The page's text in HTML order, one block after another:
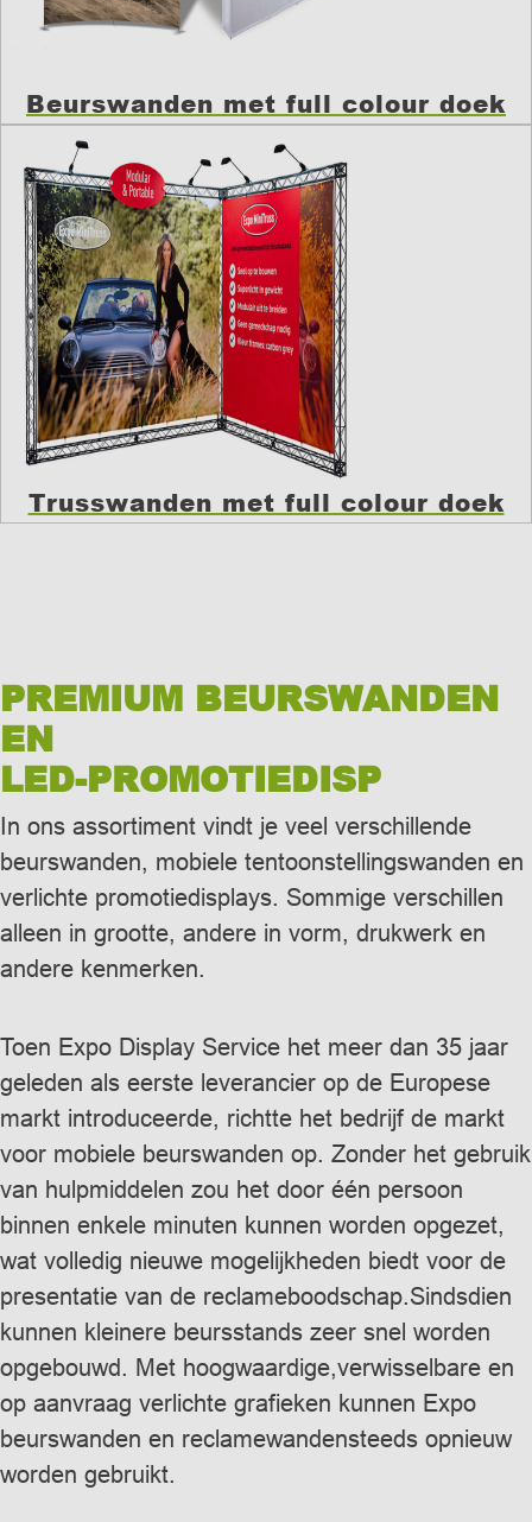
Beurswanden met full colour doek
Trusswanden met full colour doek
PREMIUM BEURSWANDEN
EN
LED-PROMOTIEDISP
In ons assortiment vindt je veel verschillende
beurswanden, mobiele tentoonstellingswanden en
verlichte promotiedisplays. Sommige verschillen
alleen in grootte, andere in vorm, drukwerk en
andere kenmerken.
Toen Expo Display Service het meer dan 35 jaar
geleden als eerste leverancier op de Europese
markt introduceerde, richtte het bedrijf de markt
voor mobiele beurswanden op. Zonder het gebruik
van hulpmiddelen zou het door één persoon
binnen enkele minuten kunnen worden opgezet,
wat volledig nieuwe mogelijkheden biedt voor de
presentatie van de reclameboodschap.Sindsdien
kunnen kleinere beursstands zeer snel worden
opgebouwd. Met hoogwaardige,verwisselbare en
op aanvraag verlichte grafieken kunnen Expo
beurswanden en reclamewandensteeds opnieuw
worden gebruikt.